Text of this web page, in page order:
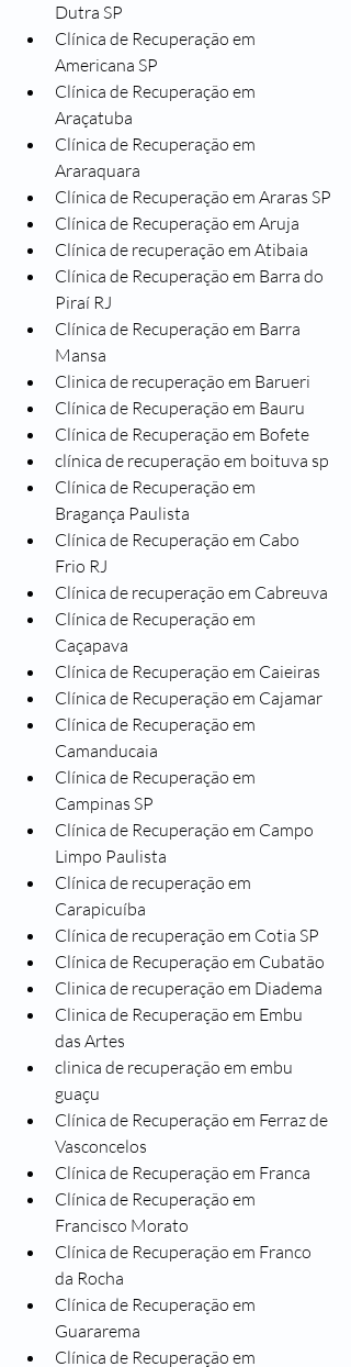
Dutra SP
Clínica de Recuperação em
Americana SP
Clínica de Recuperação em
Araçatuba
Clínica de Recuperação em
Araraquara
Clínica de Recuperação em Araras SP
Clínica de Recuperação em Aruja
Clínica de recuperação em Atibaia
Clínica de Recuperação em Barra do
Piraí RJ
Clínica de Recuperação em Barra
Mansa
Clinica de recuperação em Barueri
Clínica de Recuperação em Bauru
Clínica de Recuperação em Bofete
clínica de recuperação em boituva sp
Clínica de Recuperação em
Bragança Paulista
Clínica de Recuperação em Cabo
Frio RJ
Clínica de recuperação em Cabreuva
Clínica de Recuperação em
Caçapava
Clínica de Recuperação em Caieiras
Clínica de Recuperação em Cajamar
Clínica de Recuperação em
Camanducaia
Clínica de Recuperação em
Campinas SP
Clínica de Recuperação em Campo
Limpo Paulista
Clínica de recuperação em
Carapicuíba
Clínica de recuperação em Cotia SP
Clínica de Recuperação em Cubatão
Clinica de recuperação em Diadema
Clinica de Recuperação em Embu
das Artes
clinica de recuperação em embu
guaçu
Clínica de Recuperação em Ferraz de
Vasconcelos
Clínica de Recuperação em Franca
Clínica de Recuperação em
Francisco Morato
Clínica de Recuperação em Franco
da Rocha
Clínica de Recuperação em
Guararema
Clínica de Recuperação em